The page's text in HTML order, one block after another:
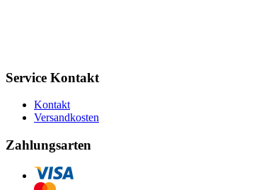
Service Kontakt
Kontakt
Versandkosten
Zahlungsarten